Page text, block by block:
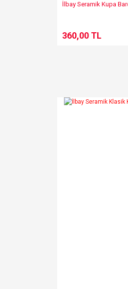
İlbay Seramik Kupa
360,00 TL